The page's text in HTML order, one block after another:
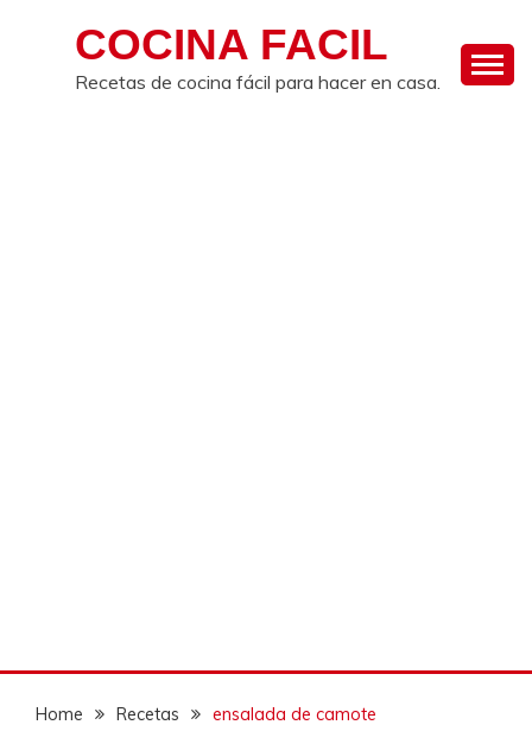
COCINA FACIL
Recetas de cocina fácil para hacer en casa.
Home Recetas ensalada de camote